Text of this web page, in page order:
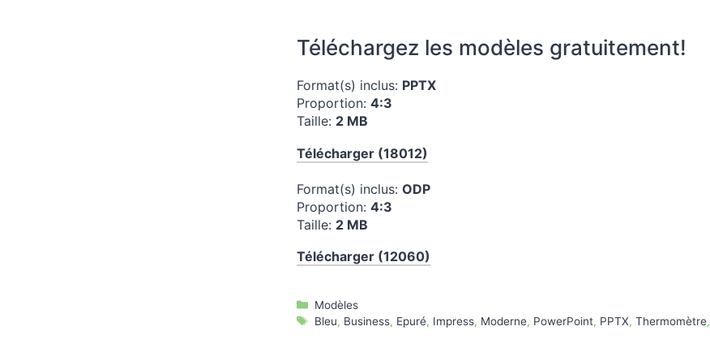
Téléchargez les modèles gratuitement!
Format(s) inclus: PPTX
Proportion: 4:3
Taille: 2 MB
Télécharger (18012)
Format(s) inclus: ODP
Proportion: 4:3
Taille: 2 MB
Télécharger (12060)
Catégories
Modèles
Étiquettes
Bleu, Business, Epuré, Impress, Moderne, PowerPoint, PPTX, Thermomètre,